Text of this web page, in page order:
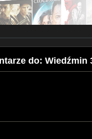
do: Wiedźmin